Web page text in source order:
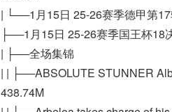
| └──1月15日 25-26赛季德甲第
├──1月15日 25-26赛季国王杯18
| ├──全场集锦
| | ├──ABSOLUTE STUNNER
438.74M